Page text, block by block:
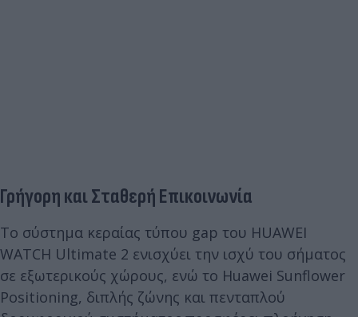
Γρήγορη και Σταθερή Επικοινωνία
Το σύστημα κεραίας τύπου gap του HUAWEI
WATCH Ultimate 2 ενισχύει την ισχύ του σήματος
σε εξωτερικούς χώρους, ενώ το Huawei Sunflower
Positioning, διπλής ζώνης και πενταπλού